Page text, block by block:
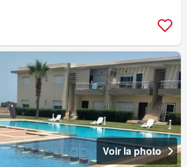
Voir la photo